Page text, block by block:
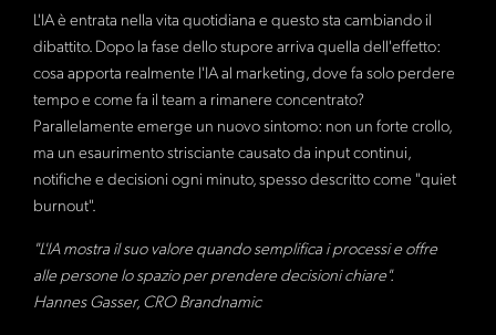
L'IA è entrata nella vita quotidiana e questo sta cambiando il
dibattito. Dopo la fase dello stupore arriva quella dell'effetto:
cosa apporta realmente l'IA al marketing, dove fa solo perdere
tempo e come fa il team a rimanere concentrato?
Parallelamente emerge un nuovo sintomo: non un forte crollo,
ma un esaurimento strisciante causato da input continui,
notifiche e decisioni ogni minuto, spesso descritto come "quiet
burnout".
"L'IA mostra il suo valore quando semplifica i processi e offre
alle persone lo spazio per prendere decisioni chiare".
Hannes Gasser, CRO Brandnamic